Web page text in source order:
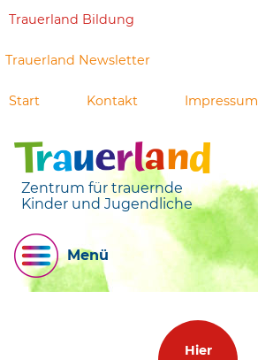
Trauerland Bildung
Trauerland Newsletter
Start Kontakt Impressum
Zentrum für trauernde
Kinder und Jugendliche
Menü
Hier